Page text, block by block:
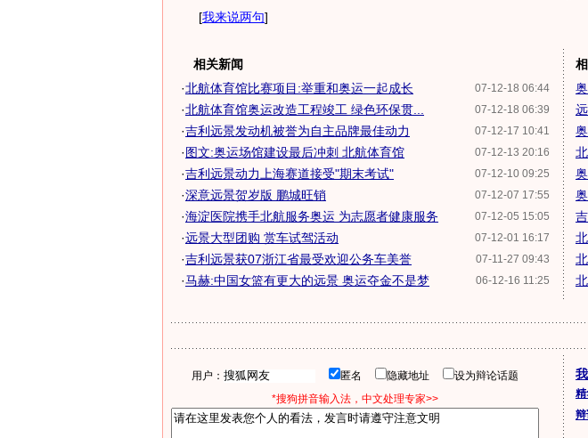
[我来说两句]
相关新闻
07-12-18 06:44
·北航体育馆比赛项目:举重和奥运一起成长
07-12-18 06:39
·北航体育馆奥运改造工程竣工 绿色环保贯...
07-12-17 10:41
·吉利远景发动机被誉为自主品牌最佳动力
07-12-13 20:16
·图文:奥运场馆建设最后冲刺 北航体育馆
07-12-10 09:25
·吉利远景动力上海赛道接受"期末考试"
07-12-07 17:55
·深意远景贺岁版 鹏城旺销
07-12-05 15:05
·海淀医院携手北航服务奥运 为志愿者健康服务
07-12-01 16:17
·远景大型团购 赏车试驾活动
07-11-27 09:43
·吉利远景获07浙江省最受欢迎公务车美誉
06-12-16 11:25
·马赫:中国女篮有更大的远景 奥运夺金不是梦
用户： 匿名 隐藏地址
设为辩论话题
*搜狗拼音输入法，中文处理专家>>